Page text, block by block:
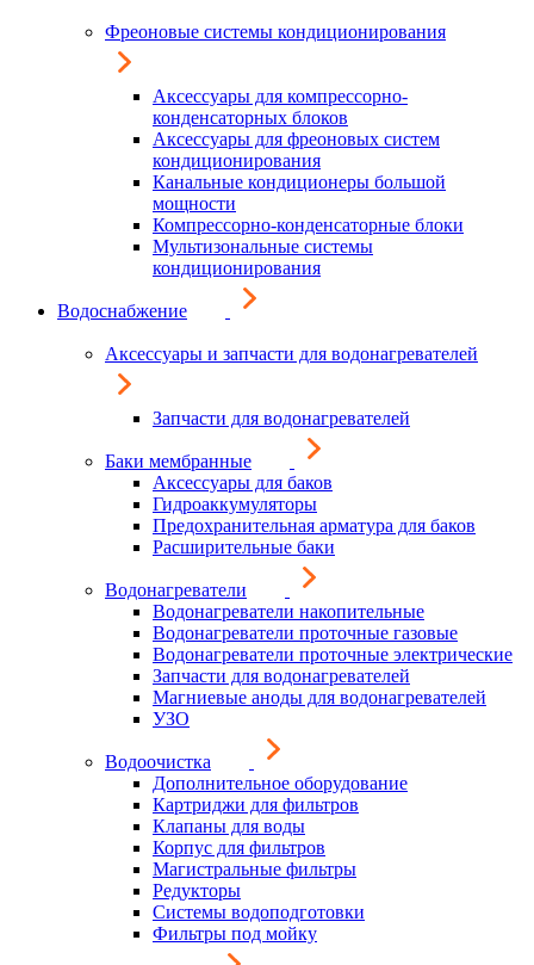
Фреоновые системы кондиционирования
Аксессуары для компрессорно-
конденсаторных блоков
Аксессуары для фреоновых систем
кондиционирования
Канальные кондиционеры большой
мощности
Компрессорно-конденсаторные блоки
Мультизональные системы
кондиционирования
Водоснабжение
Аксессуары и запчасти для водонагревателей
Запчасти для водонагревателей
Баки мембранные
Аксессуары для баков
Гидроаккумуляторы
Предохранительная арматура для баков
Расширительные баки
Водонагреватели
Водонагреватели накопительные
Водонагреватели проточные газовые
Водонагреватели проточные электрические
Запчасти для водонагревателей
Магниевые аноды для водонагревателей
УЗО
Водоочистка
Дополнительное оборудование
Картриджи для фильтров
Клапаны для воды
Корпус для фильтров
Магистральные фильтры
Редукторы
Системы водоподготовки
Фильтры под мойку